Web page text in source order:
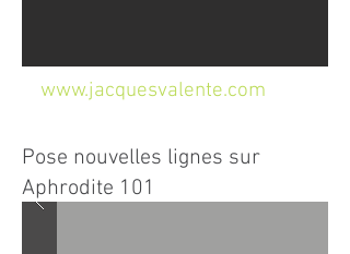
www.jacquesvalente.com
Pose nouvelles lignes sur
Aphrodite 101